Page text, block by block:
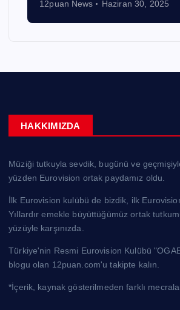
12puan News Haziran 30, 2025
HAKKIMIZDA
Müziği tutkuyla sevdik, bugünü ve
yüzden Eurovision ortak paydamız oldu.
İlk Eurovision kulübü de bizdik, ilk
Yıllardır emekle büyüttüğümüz ortak
yüzüyle karşınızda.
Türkiye'nin Resmi Eurovision Kulübü
blogu olan 12puan.com'u takipte kalın.
*İçerik, kaynak gösterilmeden farklı